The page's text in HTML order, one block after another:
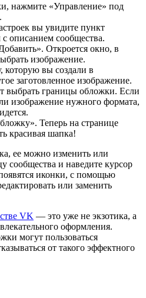
нажмите «Управление» под
вы увидите пункт
описанием сообщества.
Откроется окно, в
изображение.
которую вы создали в
заготовленное изображение.
выбрать границы обложки. Если
изображение нужного формата,
Теперь на странице
красивая шапка!
ее можно изменить или
сообщества и наведите курсор
иконки, с помощью
или заменить
VK — это уже не экзотика, а
оформления.
могут пользоваться
от такого эффектного